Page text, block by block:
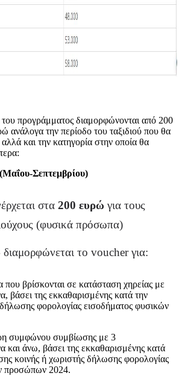
προγράμματος διαμορφώνονται από 200
ανάλογα την περίοδο του ταξιδιού που θα
αλλά και την κατηγορία στην οποία θα
Σεπτεμβρίου)
στα 200 ευρώ για τους
(φυσικά πρόσωπα)
διαμορφώνεται το voucher για:
βρίσκονται σε κατάσταση χηρείας με
βάσει της εκκαθαρισμένης κατά την
φορολογίας εισοδήματος φυσικών
συμφώνου συμβίωσης με 3
και άνω, βάσει της εκκαθαρισμένης κατά
κοινής ή χωριστής δήλωσης φορολογίας
προσώπων 2024.